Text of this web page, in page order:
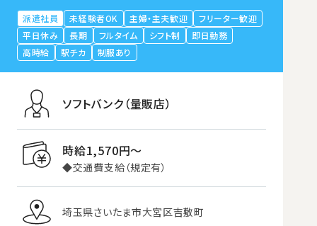
派遣社員 未経験者OK 主婦・主夫歓迎
フリーター歓迎
平日休み
長期 フルタイム シフト制
即日勤務
高時給
駅チカ 制服あり
ソフトバンク（量販店）
時給1,570円〜
◆交通費支給（規定有）
埼玉県さいたま市大宮区吉敷町